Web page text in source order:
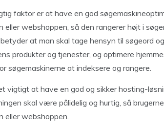
faktor er at have en god
eller webshoppen, så den rangerer højt i
at man skal tage hensyn til søgeord
produkter og tjenester, og optimere
søgemaskinerne at indeksere og rangere.
vigtigt at have en god og sikker hosting-
skal være pålidelig og hurtig, så
eller webshoppen.